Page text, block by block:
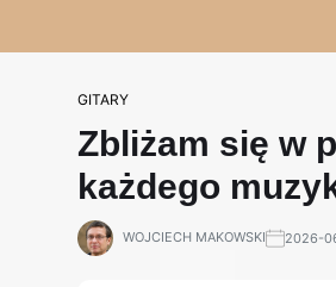
GITARY
Zbliżam się w
każdego
WOJCIECH MAKOWSKI 2026-